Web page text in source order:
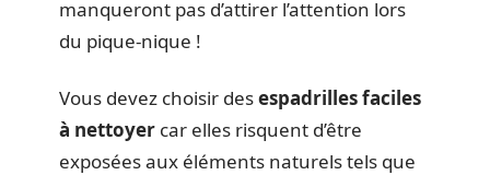
manqueront pas d’attirer l’attention lors
du pique-nique !
Vous devez choisir desespadrillesfaciles
à nettoyer car elles risquent d’être
exposées aux éléments naturels tels que